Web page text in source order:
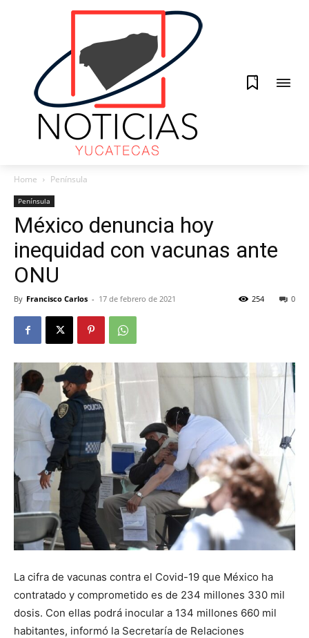
0
Home Península
Península
México denuncia hoy
inequidad con vacunas ante
ONU
By Francisco Carlos - 17 de febrero de 2021 0
254
La cifra de vacunas contra el Covid-19 que México ha
contratado y comprometido es de 234 millones 330 mil
dosis. Con ellas podrá inocular a 134 millones 660 mil
habitantes, informó la Secretaría de Relaciones